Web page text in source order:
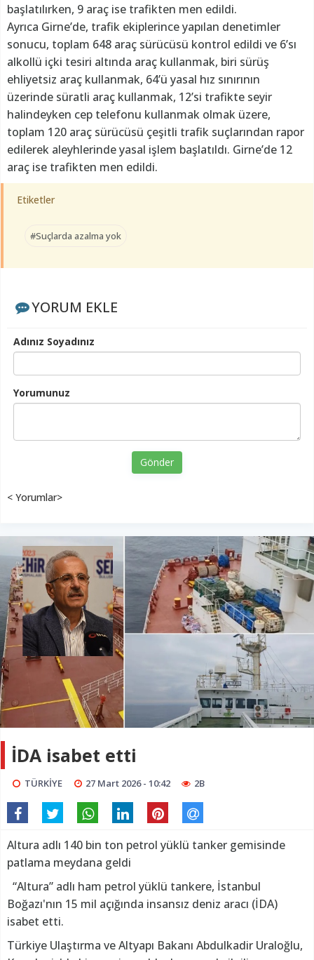
başlatılırken, 9 araç ise trafikten men edildi.
Ayrıca Girne’de, trafik ekiplerince yapılan denetimler
sonucu, toplam 648 araç sürücüsü kontrol edildi ve 6’sı
alkollü içki tesiri altında araç kullanmak, biri sürüş
ehliyetsiz araç kullanmak, 64’ü yasal hız sınırının
üzerinde süratli araç kullanmak, 12’si trafikte seyir
halindeyken cep telefonu kullanmak olmak üzere,
toplam 120 araç sürücüsü çeşitli trafik suçlarından rapor
edilerek aleyhlerinde yasal işlem başlatıldı. Girne’de 12
araç ise trafikten men edildi.
Etiketler
#Suçlarda azalma yok
YORUM EKLE
Adınız Soyadınız
Yorumunuz
Gönder
< Yorumlar>
İDA isabet etti
TÜRKİYE 27 Mart 2026 - 10:42 2B
Altura adlı 140 bin ton petrol yüklü tanker gemisinde
patlama meydana geldi
“Altura” adlı ham petrol yüklü tankere, İstanbul
Boğazı'nın 15 mil açığında insansız deniz aracı (İDA)
isabet etti.
Türkiye Ulaştırma ve Altyapı Bakanı Abdulkadir Uraloğlu,